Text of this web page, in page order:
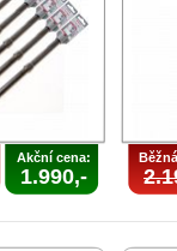
Akční cena:
1.990,-